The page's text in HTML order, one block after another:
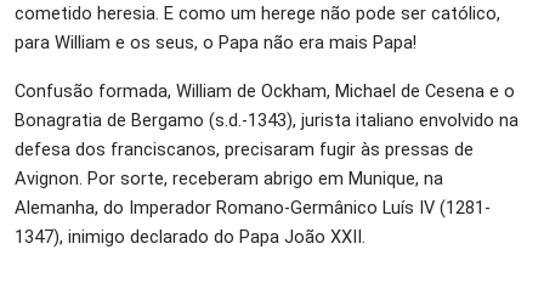
cometido heresia. E como um herege não pode ser católico,
para William e os seus, o Papa não era mais Papa!
Confusão formada, William de Ockham, Michael de Cesena e o
Bonagratia de Bergamo (s.d.-1343), jurista italiano envolvido na
defesa dos franciscanos, precisaram fugir às pressas de
Avignon. Por sorte, receberam abrigo em Munique, na
Alemanha, do Imperador Romano-Germânico Luís IV (1281-
1347), inimigo declarado do Papa João XXII.